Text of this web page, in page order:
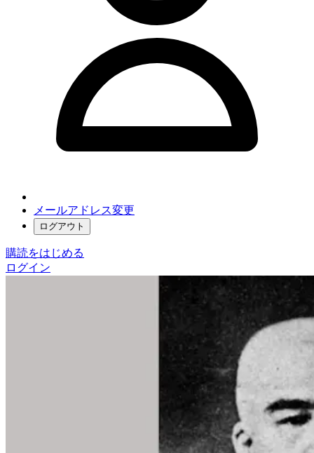
メールアドレス変更
ログアウト
購読をはじめる
ログイン